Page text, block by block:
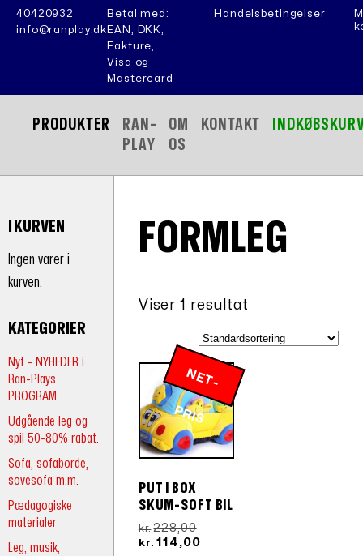
40420932
info@ranplay.dk
Betal med:
EAN, DKK,
Fakture,
Visa og
Mastercard
Handelsbetingelser
PRODUKTER
RAN-
PLAY
OM
OS
KONTAKT
I KURVEN
Ingen varer i
kurven.
KATEGORIER
Nyt - NYHEDER i
Ran-Plays
PROGRAM.
Udgående leg og
spil 50-80% rabat.
Sofa, sofaborde,
sovesofa m.m.
Pædagogiske
materialer
Leg, musik,
FORMLEG
Viser 1 resultat
N
E
T
-
P
R
IS
PUT I BOX
SKUM-SOFT BIL
kr. 228,00Den
oprindelige
kr. 114,00Den